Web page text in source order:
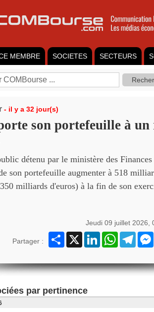
MEMBRE SOCIETES SECTEURS
- il y a 32 jour(s)
son portefeuille à
détenu par le ministère des
son portefeuille augmenter à 518
milliards d'euros) à la fin de son
Jeudi 09 juillet 2026,
Partager :
Partager
X LinkedInWhatsApp
par pertinence